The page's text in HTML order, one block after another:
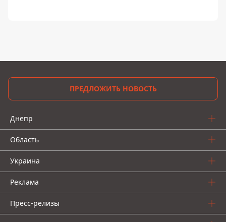
ПРЕДЛОЖИТЬ НОВОСТЬ
Днепр
Область
Украина
Реклама
Пресс-релизы